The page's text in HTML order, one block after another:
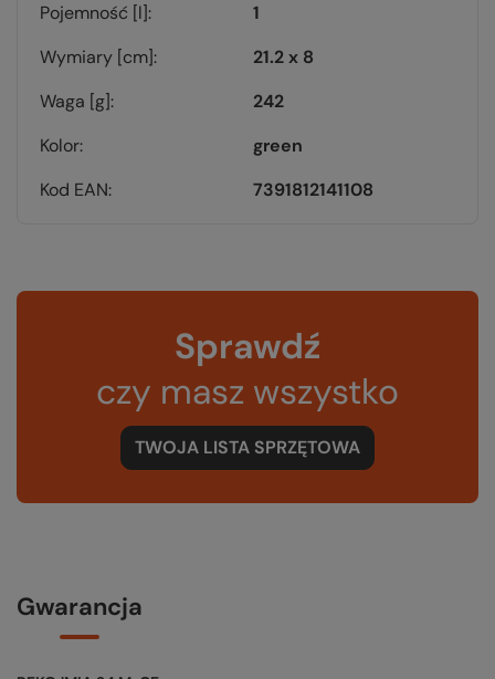
Pojemność [l]
1
Wymiary [cm]
21.2 x 8
Waga [g]
242
Kolor
green
Kod EAN
7391812141108
Sprawdź
czy masz wszystko
TWOJA LISTA SPRZĘTOWA
Gwarancja